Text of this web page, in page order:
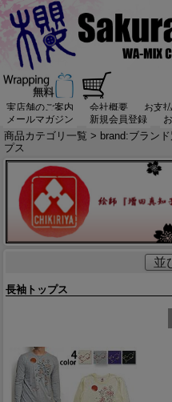
実店舗のご案内 会社概要 お支
メールマガジン
新規会員登録
商品カテゴリ一覧 > brand:ブランド
プス
並
長袖トップス